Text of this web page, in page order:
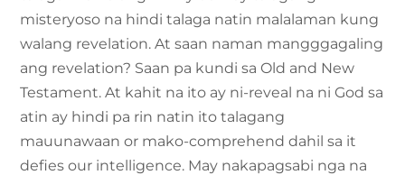
misteryoso na hindi talaga natin malalaman kung
walang revelation. At saan naman mangggagaling
ang revelation? Saan pa kundi sa Old and New
Testament. At kahit na ito ay ni-reveal na ni God sa
atin ay hindi pa rin natin ito talagang
mauunawaan or mako-comprehend dahil sa it
defies our intelligence. May nakapagsabi nga na